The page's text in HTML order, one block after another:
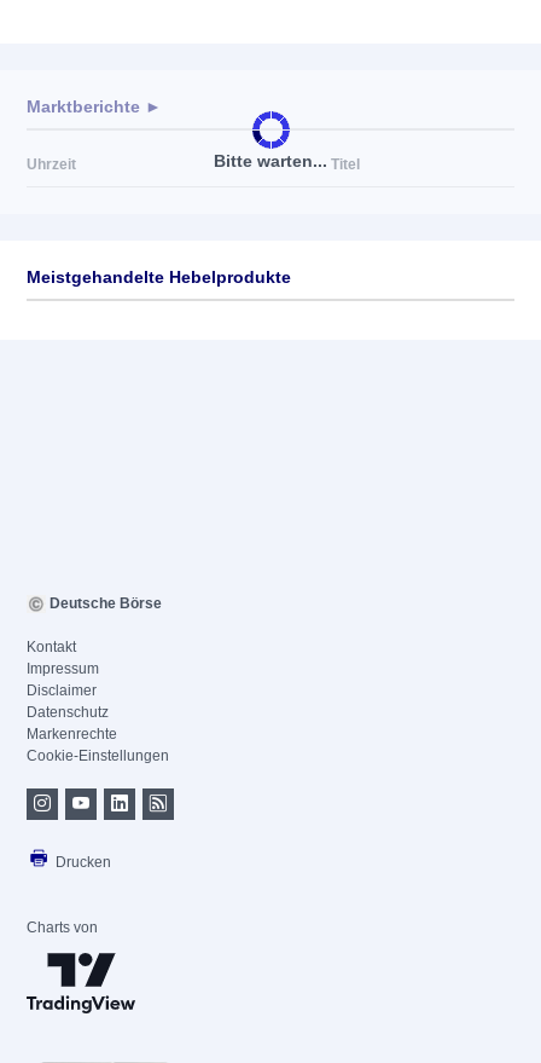
Bitte warten...
Marktberichte ►
Uhrzeit Titel
Meistgehandelte Hebelprodukte
Deutsche Börse
Kontakt
Impressum
Disclaimer
Datenschutz
Markenrechte
Cookie-Einstellungen
Drucken
Charts von